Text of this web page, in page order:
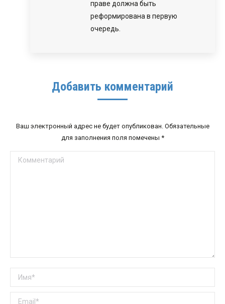
праве должна быть
реформирована в первую
очередь.
Добавить комментарий
Ваш электронный адрес не будет опубликован. Обязательные
для заполнения поля помечены *
Комментарий
Имя *
Email *